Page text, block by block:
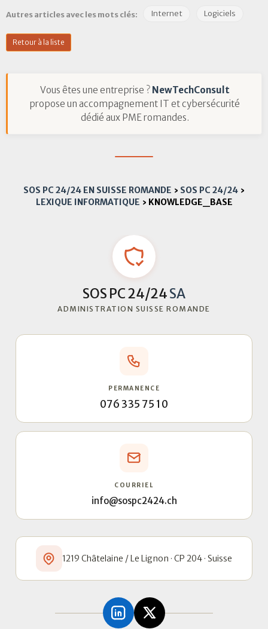
Autres articles avec les mots clés: Internet Logiciels
Retour à la liste
Vous êtes une entreprise ? NewTechConsult
propose un accompagnement IT et cybersécurité
dédié aux PME romandes.
SOS PC 24/24 EN SUISSE ROMANDE › SOS PC 24/24 ›
LEXIQUE INFORMATIQUE › KNOWLEDGE_BASE
SOS PC 24/24SA
ADMINISTRATION SUISSE ROMANDE
PERMANENCE
076 335 75 10
COURRIEL
info@sospc2424.ch
1219 Châtelaine / Le Lignon · CP 204 · Suisse